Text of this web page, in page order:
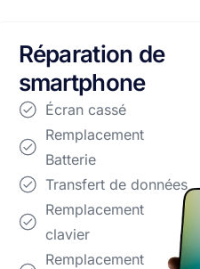
Accessoires
Écran cassé
Remplacement
Batterie
Transfert de données
Remplacement
clavier
Remplacement
Disque Dur